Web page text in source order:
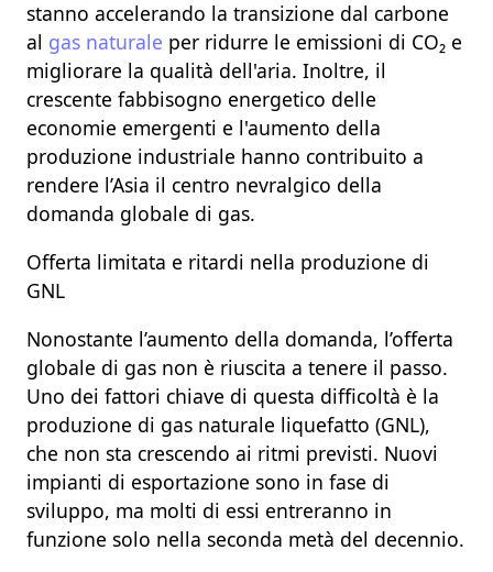
stanno accelerando la transizione dal carbone
al gas naturale per ridurre le emissioni di CO₂ e
migliorare la qualità dell'aria. Inoltre, il
crescente fabbisogno energetico delle
economie emergenti e l'aumento della
produzione industriale hanno contribuito a
rendere l’Asia il centro nevralgico della
domanda globale di gas.
Offerta limitata e ritardi nella produzione di
GNL
Nonostante l’aumento della domanda, l’offerta
globale di gas non è riuscita a tenere il passo.
Uno dei fattori chiave di questa difficoltà è la
produzione di gas naturale liquefatto (GNL),
che non sta crescendo ai ritmi previsti. Nuovi
impianti di esportazione sono in fase di
sviluppo, ma molti di essi entreranno in
funzione solo nella seconda metà del decennio.